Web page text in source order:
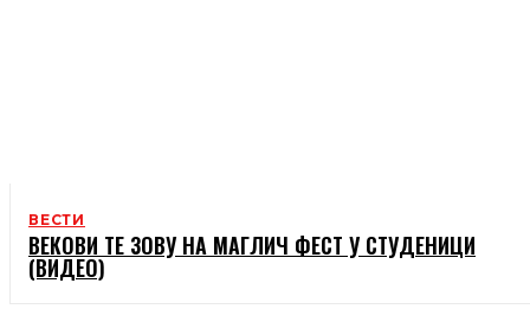
ВЕСТИ
ВЕКОВИ ТЕ ЗОВУ НА МАГЛИЧ ФЕСТ У СТУДЕНИЦИ
(ВИДЕО)